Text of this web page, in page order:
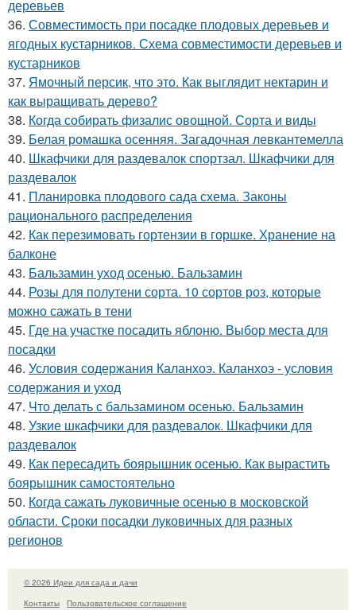
деревьев
36. Совместимость при посадке плодовых деревьев и
ягодных кустарников. Схема совместимости деревьев и
кустарников
37. Ямочный персик, что это. Как выглядит нектарин и
как выращивать дерево?
38. Когда собирать физалис овощной. Сорта и виды
39. Белая ромашка осенняя. Загадочная левкантемелла
40. Шкафчики для раздевалок спортзал. Шкафчики для
раздевалок
41. Планировка плодового сада схема. Законы
рационального распределения
42. Как перезимовать гортензии в горшке. Хранение на
балконе
43. Бальзамин уход осенью. Бальзамин
44. Розы для полутени сорта. 10 сортов роз, которые
можно сажать в тени
45. Где на участке посадить яблоню. Выбор места для
посадки
46. Условия содержания Каланхоэ. Каланхоэ - условия
содержания и уход
47. Что делать с бальзамином осенью. Бальзамин
48. Узкие шкафчики для раздевалок. Шкафчики для
раздевалок
49. Как пересадить боярышник осенью. Как вырастить
боярышник самостоятельно
50. Когда сажать луковичные осенью в московской
области. Сроки посадки луковичных для разных
регионов
© 2026 Идеи для сада и дачи
Контакты
Пользовательское соглашение